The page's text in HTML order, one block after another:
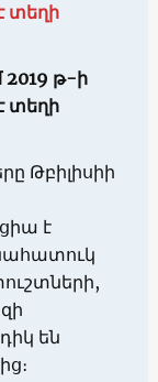
տեղի
2019 թ-ի
տեղի
Թբիլիսիի
է
են